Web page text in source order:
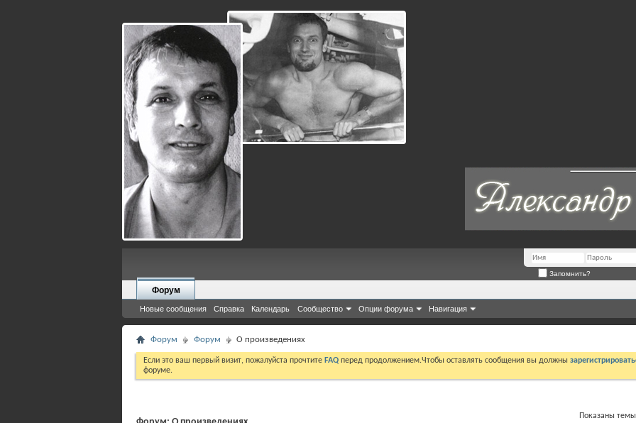
Запомнить?
Форум
Новые сообщения Справка Календарь Сообщество Опции форума Навигация
Форум Форум О произведениях
Если это ваш первый визит, пожалуйста прочтите FAQ перед продолжением.Чтобы оставлять сообщения вы должны
форуме.
Показаны